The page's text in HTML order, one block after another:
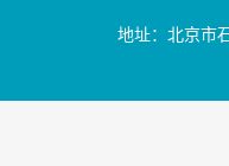
地址：北京市